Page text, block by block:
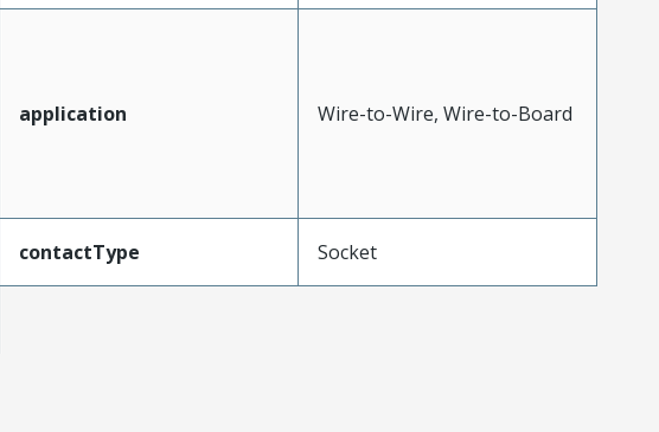
application Wire-to-Wire, Wire-to-Board
contactType Socket